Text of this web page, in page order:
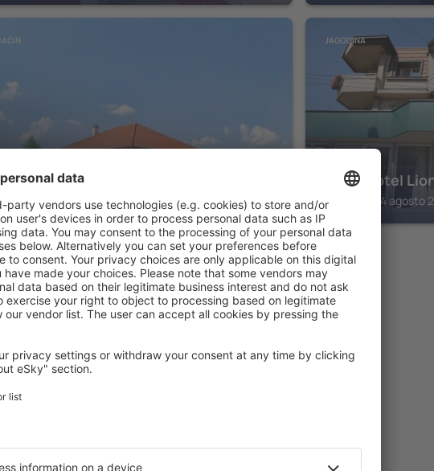
selo S
14 agosto 2026, 2 notti
JAGODINA
Garni Hotel
Jagodina, 14 agosto
Design Hotel & Spa